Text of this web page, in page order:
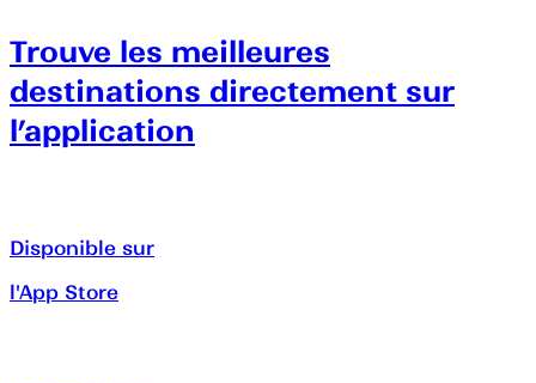
Trouve les meilleures
destinations directement sur
l’application
Disponible sur
l'App Store